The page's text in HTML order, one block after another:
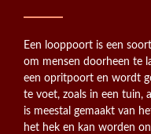
Een looppoort is een
om mensen doorheen te
een opritpoort en wordt
te voet, zoals in een tuin,
is meestal gemaakt van
het hek en kan worden